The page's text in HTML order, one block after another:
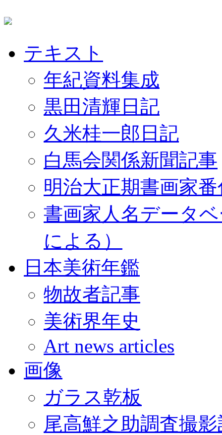
テキスト
年紀資料集成
黒田清輝日記
久米桂一郎日記
白馬会関係新聞記事
明治大正期書画家
書画家人名データ
による）
日本美術年鑑
物故者記事
美術界年史
Art news articles
画像
ガラス乾板
尾高鮮之助調査撮